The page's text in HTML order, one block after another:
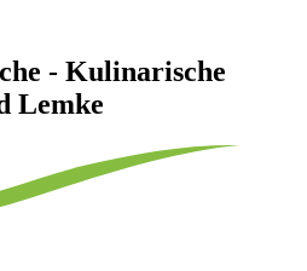
- Kulinarische
Lemke